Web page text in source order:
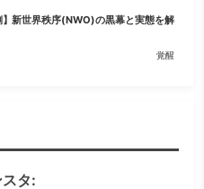
】新世界秩序(NWO)の黒幕と実態を解
覚醒
タ: